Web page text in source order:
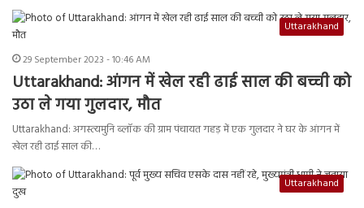
Uttarakhand
29 September 2023 - 10:46 AM
Uttarakhand: आंगन में खेल रही ढाई साल की बच्ची को
उठा ले गया गुलदार, मौत
Uttarakhand: अगस्त्यमुनि ब्लॉक की ग्राम पंचायत गहड़ में एक गुलदार ने घर के आंगन में
खेल रही ढाई साल की…
Uttarakhand